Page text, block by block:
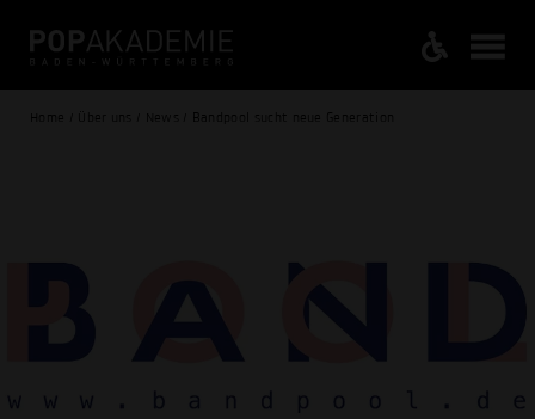
Home / Über uns / News / Bandpool sucht neue Generation